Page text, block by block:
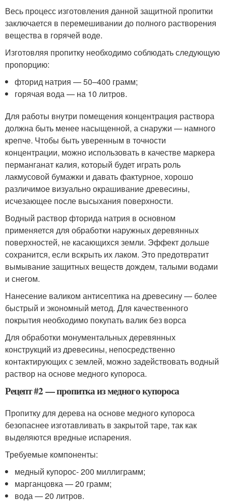
Весь процесс изготовления данной защитной пропитки
заключается в перемешивании до полного растворения
вещества в горячей воде.
Изготовляя пропитку необходимо соблюдать следующую
пропорцию:
фторид натрия — 50–400 грамм;
горячая вода — на 10 литров.
Для работы внутри помещения концентрация раствора
должна быть менее насыщенной, а снаружи — намного
крепче. Чтобы быть уверенным в точности
концентрации, можно использовать в качестве маркера
перманганат калия, который будет играть роль
лакмусовой бумажки и давать фактурное, хорошо
различимое визуально окрашивание древесины,
исчезающее после высыхания поверхности.
Водный раствор фторида натрия в основном
применяется для обработки наружных деревянных
поверхностей, не касающихся земли. Эффект дольше
сохранится, если вскрыть их лаком. Это предотвратит
вымывание защитных веществ дождем, талыми водами
и снегом.
Нанесение валиком антисептика на древесину — более
быстрый и экономный метод. Для качественного
покрытия необходимо покупать валик без ворса
Для обработки монументальных деревянных
конструкций из древесины, непосредственно
контактирующих с землей, можно задействовать водный
раствор на основе медного купороса.
Рецепт #2 — пропитка из медного купороса
Пропитку для дерева на основе медного купороса
безопаснее изготавливать в закрытой таре, так как
выделяются вредные испарения.
Требуемые компоненты:
медный купорос- 200 миллиграмм;
марганцовка — 20 грамм;
вода — 20 литров.